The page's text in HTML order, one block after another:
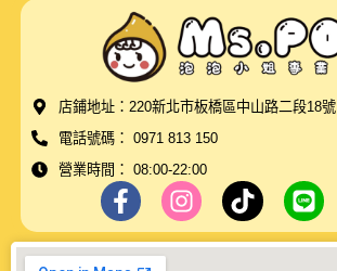
店鋪地址：220新北市板橋區中山路二段18號
電話號碼： 0971 813 150
營業時間： 08:00-22:00
F
a
c
I
n
s
T
i
k
L
i
n